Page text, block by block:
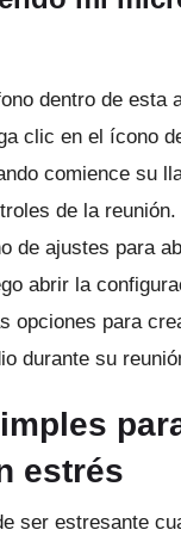
dentro de esta
clic en el ícono
comience su
de la reunión.
de ajustes para
abrir la
opciones para
durante su
estrés
ser estresante